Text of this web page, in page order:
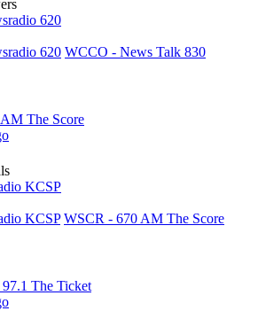
620
620 WCCO - News Talk 830
The Score
KCSP
KCSP WSCR - 670 AM The Score
The Ticket